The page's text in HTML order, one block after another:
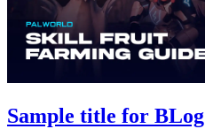
Sample title for BLog